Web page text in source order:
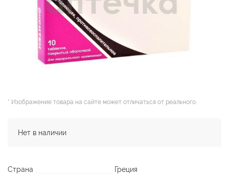
* Изображение товара на сайте может отличаться от реального.
Нет в наличии
Страна
Греция